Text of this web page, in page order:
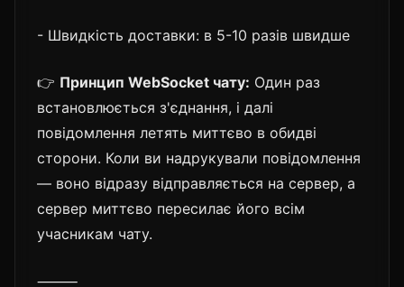
- Швидкість доставки: в 5-10 разів швидше
👉 Принцип WebSocket чату: Один раз
встановлюється з'єднання, і далі
повідомлення летять миттєво в обидві
сторони. Коли ви надрукували повідомлення
— воно відразу відправляється на сервер, а
сервер миттєво пересилає його всім
учасникам чату.
⸻